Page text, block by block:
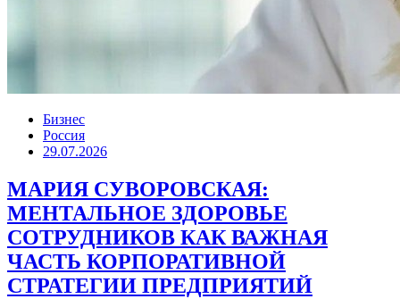
Бизнес
Россия
29.07.2026
МАРИЯ СУВОРОВСКАЯ:
МЕНТАЛЬНОЕ ЗДОРОВЬЕ
СОТРУДНИКОВ КАК ВАЖНАЯ
ЧАСТЬ КОРПОРАТИВНОЙ
СТРАТЕГИИ ПРЕДПРИЯТИЙ